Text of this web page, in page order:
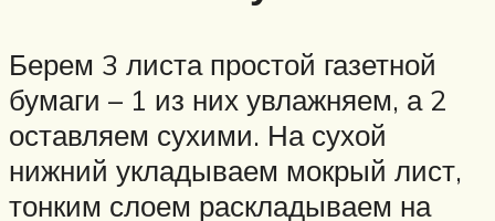
Берем 3 листа простой газетной
бумаги – 1 из них увлажняем, а 2
оставляем сухими. На сухой
нижний укладываем мокрый лист,
тонким слоем раскладываем на